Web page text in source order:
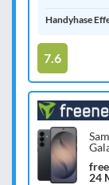
Handyhase
7.6
24